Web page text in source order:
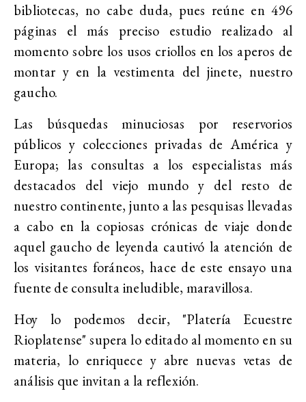
bibliotecas, no cabe duda, pues reúne en 496
páginas el más preciso estudio realizado al
momento sobre los usos criollos en los aperos de
montar y en la vestimenta del jinete, nuestro
gaucho.
Las búsquedas minuciosas por reservorios
públicos y colecciones privadas de América y
Europa; las consultas a los especialistas más
destacados del viejo mundo y del resto de
nuestro continente, junto a las pesquisas llevadas
a cabo en la copiosas crónicas de viaje donde
aquel gaucho de leyenda cautivó la atención de
los visitantes foráneos, hace de este ensayo una
fuente de consulta ineludible, maravillosa.
Hoy lo podemos decir, "Platería Ecuestre
Rioplatense" supera lo editado al momento en su
materia, lo enriquece y abre nuevas vetas de
análisis que invitan a la reflexión.